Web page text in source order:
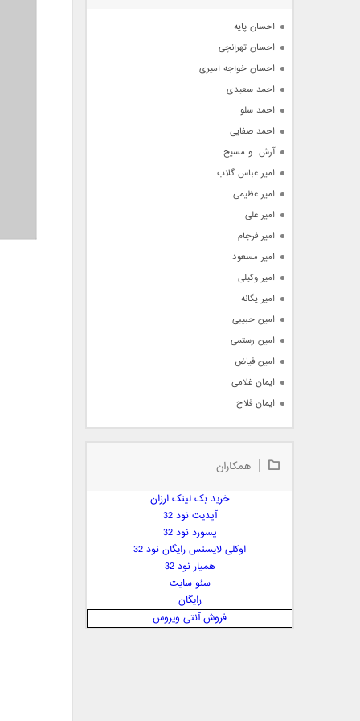
احسان پایه
احسان تهرانچی
احسان خواجه امیری
احمد سعیدی
احمد سلو
احمد صفایی
آرش  و مسیح
امیر عباس گلاب
امیر عظیمی
امیر علی
امیر فرجام
امیر مسعود
امیر وکیلی
امیر یگانه
امین حبیبی
امین رستمی
امین فیاض
ایمان غلامی
ایمان فلاح
بابک جهانبخش
بابک مافی
بهنام صفوی
پارسا چیلیک
همکاران
خرید بک لینک ارزان
آپدیت نود 32
پسورد نود 32
اوکلی لایسنس رایگان نود 32
همیار نود 32
سئو سایت
رایگان
فروش آنتی ویروس